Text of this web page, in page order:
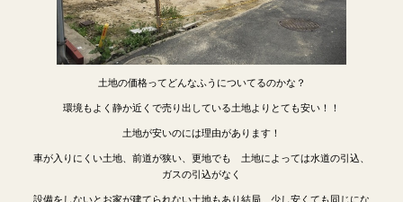
土地の価格ってどんなふうについてるのかな？
環境もよく静か近くで売り出している土地よりとても安い！！
土地が安いのには理由があります！
車が入りにくい土地、前道が狭い、更地でも 土地によっては水道の引込、
ガスの引込がなく
設備をしないとお家が建てられない土地もあり結局、少し安くても同じにな